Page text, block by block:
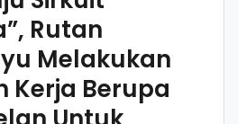
Rutan
Melakukan
Kerja Berupa